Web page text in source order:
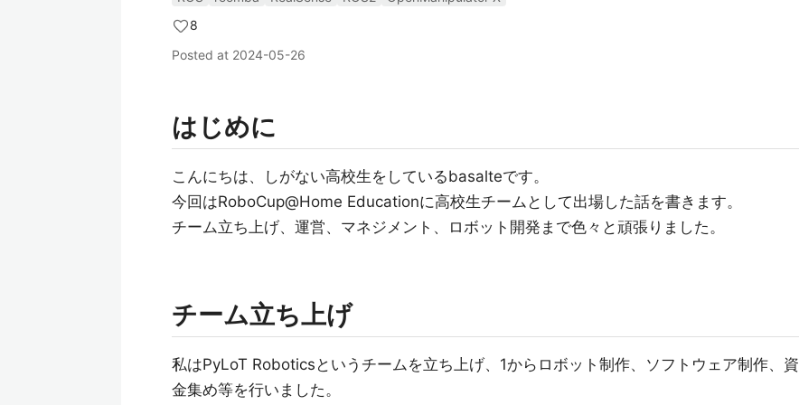
8
Posted at 2024-05-26
はじめに
こんにちは、しがない高校生をしているbasalteです。
今回はRoboCup@Home Educationに高校生チームとして出場した話を書きます。
チーム立ち上げ、運営、マネジメント、ロボット開発まで色々と頑張りました。
チーム立ち上げ
私はPyLoT Roboticsというチームを立ち上げ、1からロボット制作、ソフトウェア制作、資
金集め等を行いました。